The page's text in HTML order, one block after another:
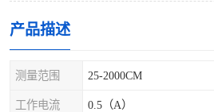
产品描述
测量范围 25-2000CM
工作电流 0.5（A）